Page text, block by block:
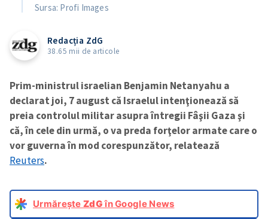
Sursa: Profi Images
Redacția ZdG
38.65 mii de articole
Prim-ministrul israelian Benjamin Netanyahu a
declarat joi, 7 august că Israelul intenţionează să
preia controlul militar asupra întregii Fâşii Gaza şi
că, în cele din urmă, o va preda forţelor armate care o
vor guverna în mod corespunzător, relatează
Reuters.
Urmărește ZdGîn Google News